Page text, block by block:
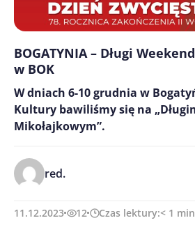
BOGATYNIA – Długi
w BOK
W dniach 6-10 grudnia w
Kultury bawiliśmy się na
Mikołajkowym”.
red.
11.12.2023 12 Czas lektury:< 1 min